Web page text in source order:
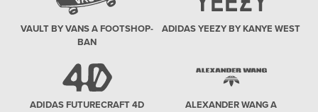
VAULT BY VANS A FOOTSHOP-
BAN
ADIDAS YEEZY BY KANYE WEST
ADIDAS FUTURECRAFT 4D
ALEXANDER WANG A